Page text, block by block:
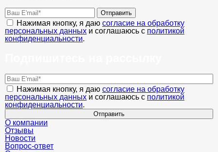
Отправить
Нажимая кнопку, я даю согласие на обработку
персональных данных и соглашаюсь с политикой
конфиденциальности.
Нажимая кнопку, я даю согласие на обработку
персональных данных и соглашаюсь с политикой
конфиденциальности.
Отправить
О компании
Отзывы
Новости
Вопрос-ответ